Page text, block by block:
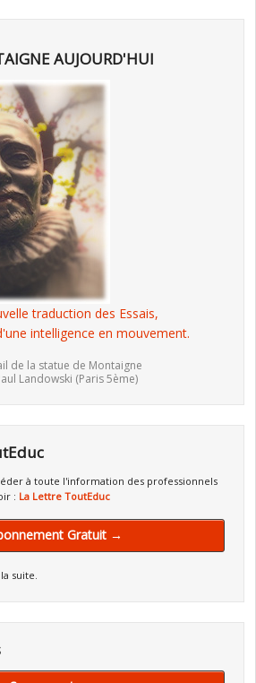
AUJOURD'HUI
traduction des Essais,
intelligence en mouvement.
de la statue de Montaigne
Landowski (Paris 5ème)
à toute l'information des professionnels
: La Lettre ToutEduc
Gratuit →
suite.